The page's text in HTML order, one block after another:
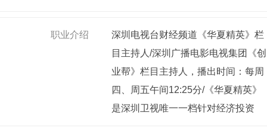
职业介绍
深圳电视台财经频道《华夏精英》栏
目主持人/深圳广播电影电视集团《创
业帮》栏目主持人，播出时间：每周
四、周五午间12:25分/《华夏精英》
是深圳卫视唯一一档针对经济投资